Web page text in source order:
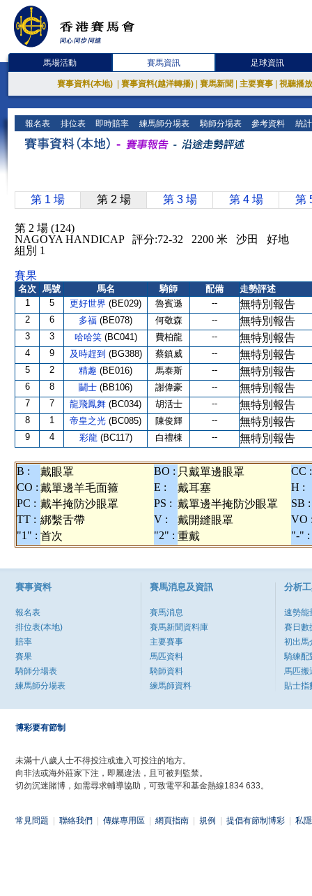
馬場活動 賽馬資訊 足球資訊
賽事資料(本地) 賽事資料(越洋轉播) 賽馬新聞 主要賽事 視聽播
報名表 排位表 即時賠率 練馬師分場表 騎師分場表 參考資料 統
第 1 場 第 2 場 第 3 場 第 4 場 第
第 2 場 (124)
NAGOYA HANDICAP 評分:72-32 2200 米 沙田 好地
組別 1
賽果
名次 馬號 馬名 騎師 配備
走勢評述
1
5 更好世界 (BE029) 魯賓遜 -- 無特別報告
2 6 多福 (BE078) 何敬森 -- 無特別報告
3 3 哈哈笑 (BC041) 費柏龍 -- 無特別報告
4 9 及時趕到 (BG388) 蔡鎮威 -- 無特別報告
5 2 精趣 (BE016) 馬泰斯 -- 無特別報告
6 8 鬭士 (BB106) 謝偉豪 -- 無特別報告
7 7 龍飛鳳舞 (BC034) 胡活士 -- 無特別報告
8 1 帝皇之光 (BC085) 陳俊輝 -- 無特別報告
9 4 彩龍 (BC117) 白禮棟 -- 無特別報告
B : 戴眼罩 BO : 只戴單邊眼罩
CC :
CO : 戴單邊羊毛面箍 E : 戴耳塞
H :
PC : 戴半掩防沙眼罩 PS : 戴單邊半掩防沙眼罩
SB :
TT : 綁繫舌帶 V : 戴開縫眼罩
VO
"1" : 首次 "2" : 重戴 "-" :
賽事資料
報名表
排位表(本地)
賠率
賽果
騎師分場表
練馬師分場表
賽馬消息及資訊
賽馬消息
賽馬新聞資料庫
主要賽事
馬匹資料
騎師資料
練馬師資料
分析
速勢能
賽日數
初出馬
騎練配
馬匹搬
貼士指
博彩要有節制
未滿十八歲人士不得投注或進入可投注的地方。
向非法或海外莊家下注，即屬違法，且可被判監禁。
切勿沉迷賭博，如需尋求輔導協助，可致電平和基金熱線1834 633。
常見問題 聯絡我們 傳媒專用區 網頁指南 規例 提倡有節制博彩 私